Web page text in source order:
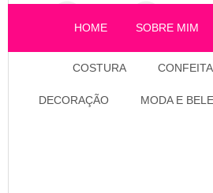
HOME SOBRE MIM
COSTURA
DECORAÇÃO MODA E